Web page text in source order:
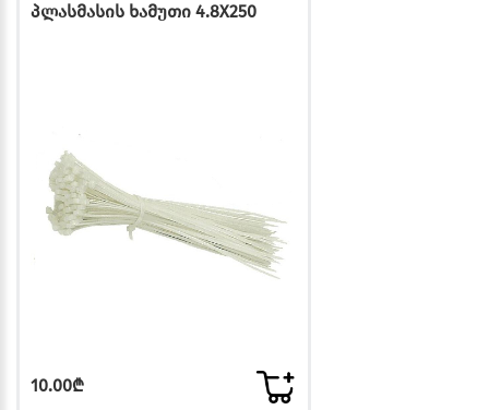
პლასმასის ხამუთი 4.8X250
10.00₾